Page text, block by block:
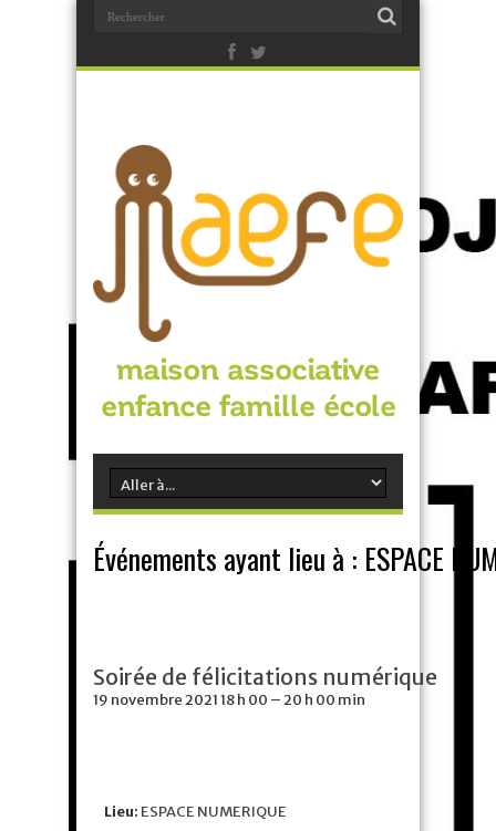
maison associative
enfance famille école
Événements ayant lieu à : ESPACE
Soirée de félicitations numérique
19 novembre 2021 18 h 00 –20 h 00 min
Lieu: ESPACE NUMERIQUE